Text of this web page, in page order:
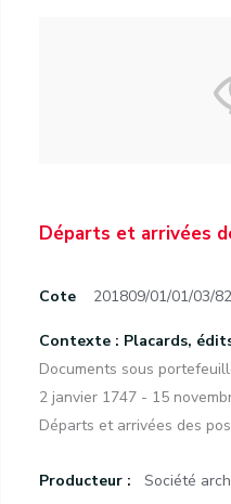
Départs et arrivées
Cote 201809/01/01/03/82
Contexte : Placards,
Documents sous
2 janvier 1747 - 15
Départs et arrivées des
Producteur : Société